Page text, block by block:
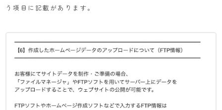
う項目に記載があります。